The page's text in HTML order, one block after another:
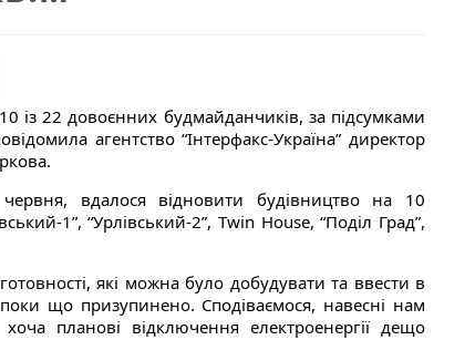
із 22 довоєнних будмайданчиків, за підсумками
агентство “Інтерфакс-Україна” директор
вдалося відновити будівництво на 10
1”, “Урлівський-2”, Twin House, “Поділ Град”,
які можна було добудувати та ввести в
що призупинено. Сподіваємося, навесні нам
планові відключення електроенергії дещо